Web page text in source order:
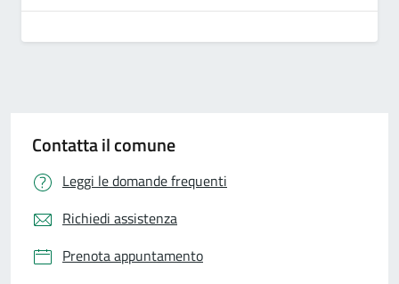
Contatta il comune
Leggi le domande frequenti
Richiedi assistenza
Prenota appuntamento